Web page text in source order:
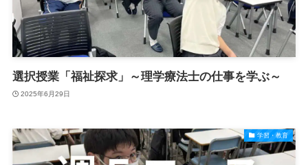
選択授業「福祉探求」～理学療法士の仕事を学ぶ～
2025年6月29日
学習・教育